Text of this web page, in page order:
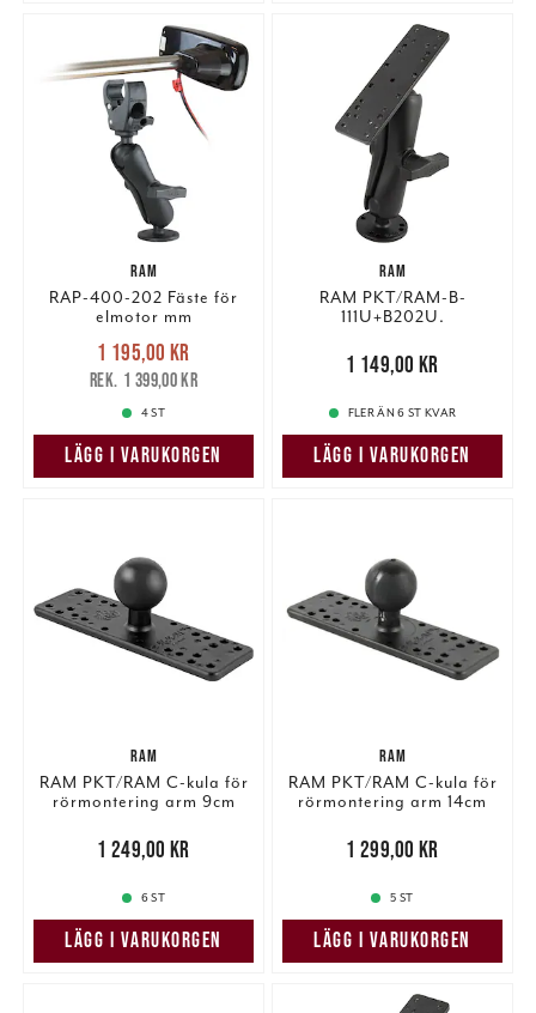
RAM
RAP-400-202 Fäste för
elmotor mm
Nuvarande pris
1 195,00 krTidigare pris
1 399,00 kr
1 195,00 kr
1 399,00 kr
4 ST
LÄGG I VARUKORGEN
RAM
RAM PKT/RAM-B-
111U+B202U.
1 149,00 kr
1 149,00 kr
FLER ÄN 6 ST KVAR
LÄGG I VARUKORGEN
RAM
RAM PKT/RAM C-kula för
rörmontering arm 9cm
1 249,00 kr
1 249,00 kr
6 ST
LÄGG I VARUKORGEN
RAM
RAM PKT/RAM C-kula för
rörmontering arm 14cm
1 299,00 kr
1 299,00 kr
5 ST
LÄGG I VARUKORGEN